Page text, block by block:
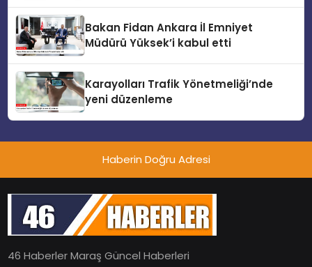
Bakan Fidan Ankara İl Emniyet
Müdürü Yüksek’i kabul etti
Karayolları Trafik Yönetmeliği’nde
yeni düzenleme
Haberin Doğru Adresi
46 Haberler Maraş Güncel Haberleri